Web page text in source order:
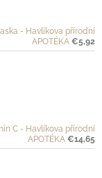
- Havlíkova přírodní
APOTÉKA €5,92
C - Havlíkova přírodní
APOTÉKA €14,65